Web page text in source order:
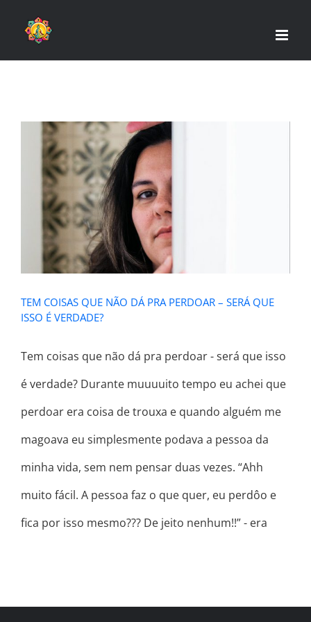
TEM COISAS QUE NÃO DÁ PRA
PERDOAR – SERÁ QUE ISSO É
VERDADE?
TEM COISAS QUE NÃO DÁ PRA PERDOAR – SERÁ QUE
ISSO É VERDADE?
Tem coisas que não dá pra perdoar - será que isso
é verdade? Durante muuuuito tempo eu achei que
perdoar era coisa de trouxa e quando alguém me
magoava eu simplesmente podava a pessoa da
minha vida, sem nem pensar duas vezes. “Ahh
muito fácil. A pessoa faz o que quer, eu perdôo e
fica por isso mesmo??? De jeito nenhum!!” - era